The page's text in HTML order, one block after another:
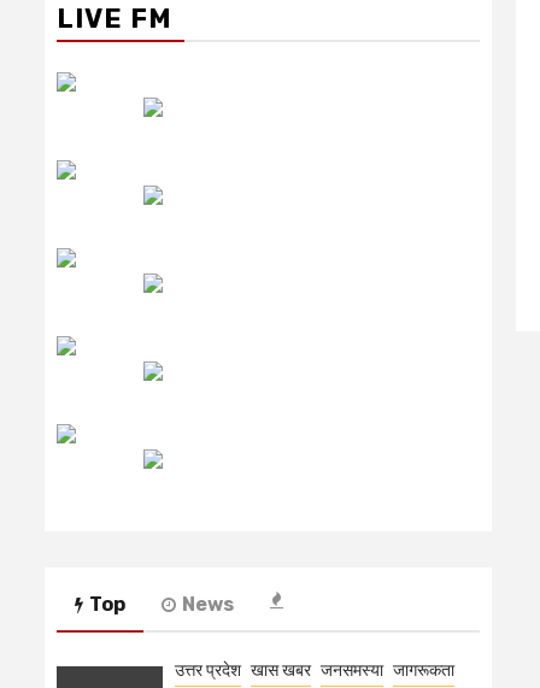
LIVE FM
Top News
उत्तर प्रदेश खास खबर जनसमस्या जागरूकता